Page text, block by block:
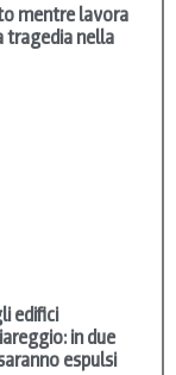
mentre lavora
tragedia nella
edifici
in due
espulsi